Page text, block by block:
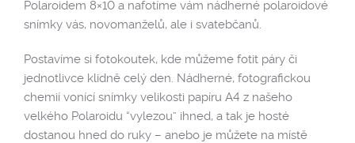
Polaroidem 8×10 a nafotíme vám nádherné polaroidové
snímky vás, novomanželů, ale i svatebčanů.
Postavíme si fotokoutek, kde můžeme fotit páry či
jednotlivce klidně celý den. Nádherné, fotografickou
chemií vonící snímky velikosti papíru A4 z našeho
velkého Polaroidu “vylezou” ihned, a tak je hosté
dostanou hned do ruky – anebo je můžete na místě